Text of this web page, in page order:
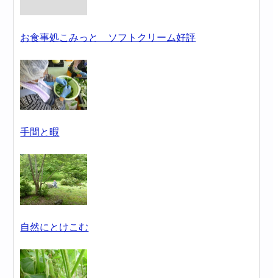
お食事処こみっと ソフトクリーム好評
手間と暇
自然にとけこむ